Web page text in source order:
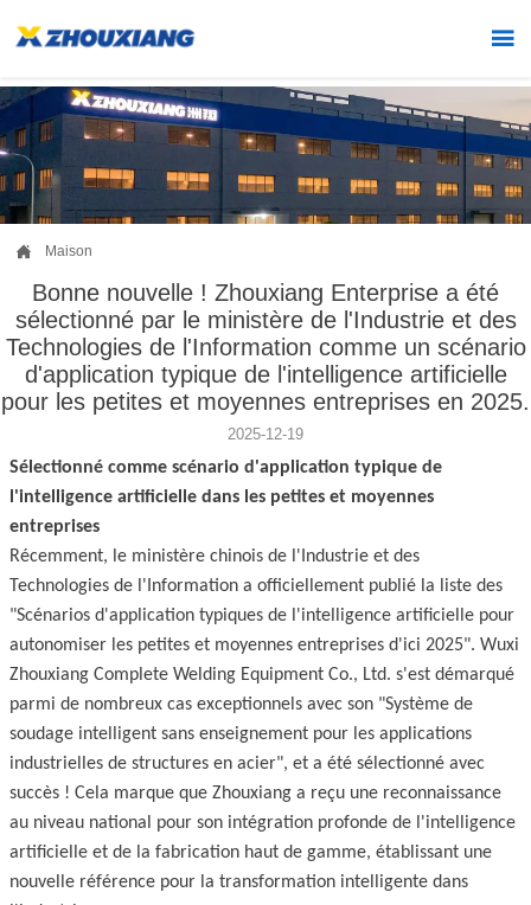

 Maison
Bonne nouvelle ! Zhouxiang Enterprise a été
sélectionné par le ministère de l'Industrie et des
Technologies de l'Information comme un scénario
d'application typique de l'intelligence artificielle
pour les petites et moyennes entreprises en 2025.
2025-12-19
Sélectionné comme scénario d'application typique de
l'intelligence artificielle dans les petites et moyennes
entreprises
Récemment, le ministère chinois de l'Industrie et des
Technologies de l'Information a officiellement publié la liste des
"Scénarios d'application typiques de l'intelligence artificielle pour
autonomiser les petites et moyennes entreprises d'ici 2025". Wuxi
Zhouxiang Complete Welding Equipment Co., Ltd. s'est démarqué
parmi de nombreux cas exceptionnels avec son "Système de
soudage intelligent sans enseignement pour les applications
industrielles de structures en acier", et a été sélectionné avec
succès ! Cela marque que Zhouxiang a reçu une reconnaissance
au niveau national pour son intégration profonde de l'intelligence
artificielle et de la fabrication haut de gamme, établissant une
nouvelle référence pour la transformation intelligente dans